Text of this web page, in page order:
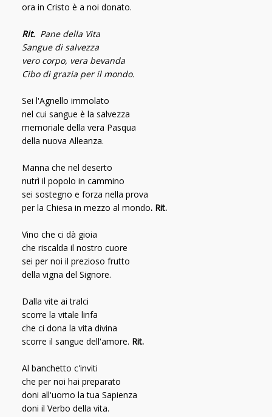
ora in Cristo è a noi donato.
Rit. Pane della Vita
Sangue di salvezza
vero corpo, vera bevanda
Cibo di grazia per il mondo.
Sei l'Agnello immolato
nel cui sangue è la salvezza
memoriale della vera Pasqua
della nuova Alleanza.
Manna che nel deserto
nutrì il popolo in cammino
sei sostegno e forza nella prova
per la Chiesa in mezzo al mondo. Rit.
Vino che ci dà gioia
che riscalda il nostro cuore
sei per noi il prezioso frutto
della vigna del Signore.
Dalla vite ai tralci
scorre la vitale linfa
che ci dona la vita divina
scorre il sangue dell'amore. Rit.
Al banchetto c'inviti
che per noi hai preparato
doni all'uomo la tua Sapienza
doni il Verbo della vita.